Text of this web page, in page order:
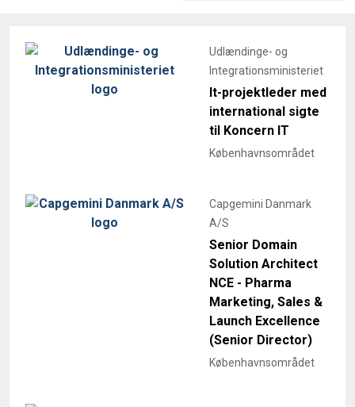
Udlændinge- og
Integrationsministeriet
It-projektleder med
international sigte
til Koncern IT
Københavnsområdet
Capgemini Danmark
A/S
Senior Domain
Solution Architect
NCE - Pharma
Marketing, Sales &
Launch Excellence
(Senior Director)
Københavnsområdet